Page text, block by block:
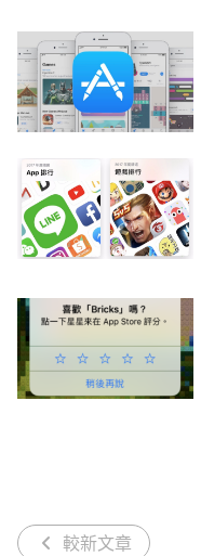
較新文章